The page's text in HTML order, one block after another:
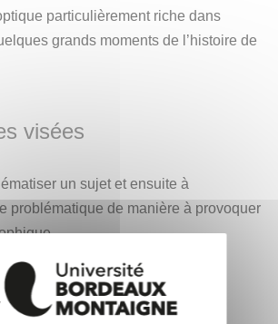
les bases de la philosophie, dans
comme quelque chose de
être appliqué aux situations
particulièrement riche dans
grands moments de l’histoire de
visées
un sujet et ensuite à
problématique de manière à provoquer